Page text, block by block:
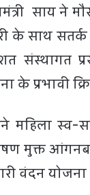
साय ने
के साथ
संस्थागत
के प्रभावी
महिला
मुक्त
वंदन